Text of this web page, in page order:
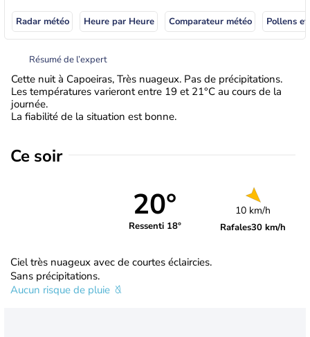
Radar météo Heure par Heure Comparateur météo Pollens
Résumé de l’expert
Cette nuit à Capoeiras, Très nuageux. Pas de précipitations.
Les températures varieront entre 19 et 21°C au cours de la
journée.
La fiabilité de la situation est bonne.
Ce soir
20°
Ressenti 18°
10 km/h
Rafales30 km/h
Ciel très nuageux avec de courtes éclaircies.
Sans précipitations.
Aucun risque de pluie